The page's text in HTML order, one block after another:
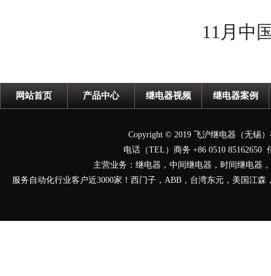
11月中国
网站首页 产品中心 继电器视频 继电器案例
Copyright © 2019 飞沪继电器（无锡
电话（TEL）商务 +86 0510 85162650
主营业务：继电器， 中间继电器，时间继电器
服务自动化行业客户近3000家！西门子，ABB，台湾东元，美国江